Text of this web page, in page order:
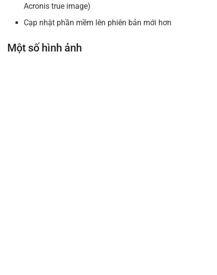
Acronis true image)
Cạp nhật phần mềm lên phiên bản mới hơn
Một số hình ảnh